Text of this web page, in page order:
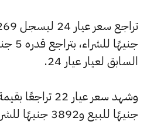
السابق لعيار عيار 24.
جنيهًا للبيع